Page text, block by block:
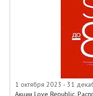
1 октября 2023 - 31
Акции Love Republic.